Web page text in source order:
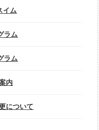
イム
ラム
ラム
内
について